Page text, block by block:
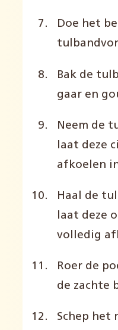
Doe het
Bak de
gaar en
Neem de
laat deze
afkoelen
Haal de
laat deze
volledig
Roer de
de zachte
Schep het